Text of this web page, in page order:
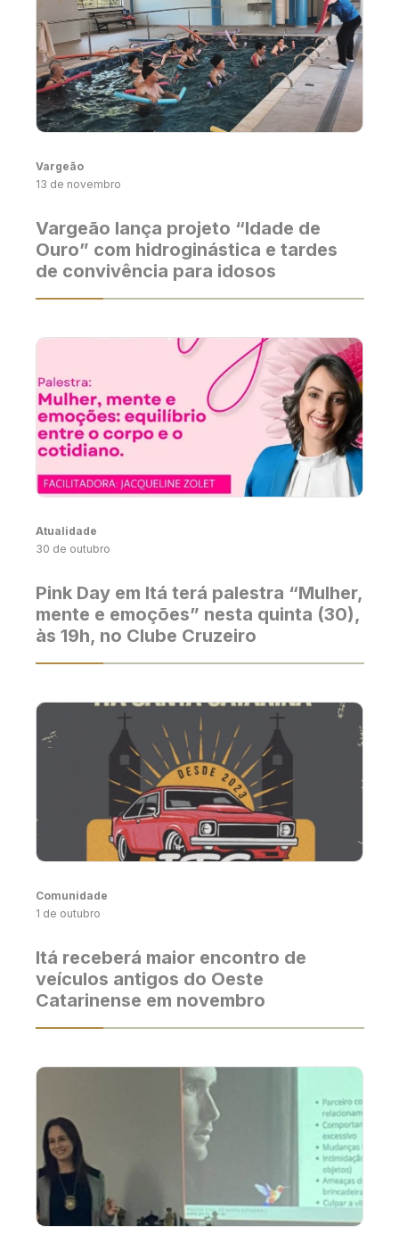
Vargeão
13 de novembro
Vargeão lança projeto “Idade de
Ouro” com hidroginástica e tardes
de convivência para idosos
Atualidade
30 de outubro
Pink Day em Itá terá palestra “Mulher,
mente e emoções” nesta quinta (30),
às 19h, no Clube Cruzeiro
Comunidade
1 de outubro
Itá receberá maior encontro de
veículos antigos do Oeste
Catarinense em novembro